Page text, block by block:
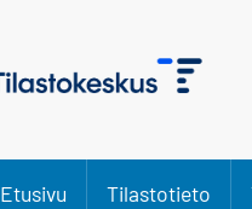
Etusivu Tilastotieto